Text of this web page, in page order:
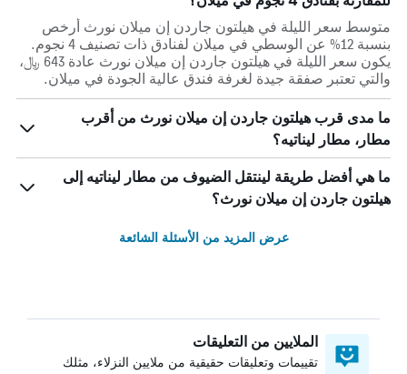
متوسط سعر الليلة في هيلتون جاردن إن ميلان نورث أرخص
بنسبة 12% عن الوسطي في ميلان لفنادق ذات تصنيف 4 نجوم.
يكون سعر الليلة في هيلتون جاردن إن ميلان نورث عادة 643 ﷼،
والتي تعتبر صفقة جيدة لغرفة فندق عالية الجودة في ميلان.
ما مدى قرب هيلتون جاردن إن ميلان نورث من أقرب
مطار، مطار ليناتيه؟
ما هي أفضل طريقة لينتقل الضيوف من مطار ليناتيه إلى
هيلتون جاردن إن ميلان نورث؟
عرض المزيد من الأسئلة الشائعة
الملايين من التعليقات
تقييمات وتعليقات حقيقية من ملايين النزلاء، مثلك